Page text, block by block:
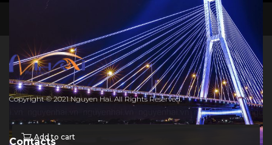
T.P Đồng Hới
$
Add to cart
instagram
Copyright © 2021 Nguyen Hai. All Rights Reserved.
Contacts